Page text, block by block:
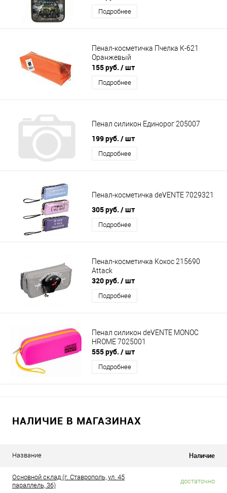
Подробнее
Пенал-косметичка Пчелка К-621
Оранжевый
155 руб. / шт
Подробнее
Пенал силикон Единорог 205007
199 руб. / шт
Подробнее
Пенал-косметичка deVENTE 7029321
305 руб. / шт
Подробнее
Пенал-косметичка Кокос 215690
Attack
320 руб. / шт
Подробнее
Пенал силикон deVENTE MONOC
HROME 7025001
555 руб. / шт
Подробнее
НАЛИЧИЕ В МАГАЗИНАХ
Название Наличие
Основной склад (г. Ставрополь, ул. 45
параллель, 36)
достаточно